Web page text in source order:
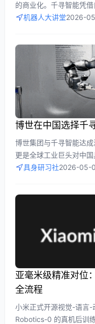
的商业化。千寻智能凭
采集技术，在博世工业
规模工业应用的重要突
机器人大讲堂2026-
博世在中国选择千
博世集团与千寻智能达成
更是全球工业巨头对中
文章分析了博世选择千
具身研习社2026-05-
亚毫米级精准对位
全流程
小米正式开源视觉-语言
Robotics-0 的真机后训